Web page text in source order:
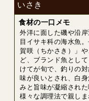
いさき
食材の一口メモ
外洋に面した磯や沿
目イサキ科の海水魚
賀咲（ちかさき）」
ど、ブランド魚とし
けてが旬で、釣りの
味が良いとされ、白
みと旨味が凝縮され
様々な調理法で親しま